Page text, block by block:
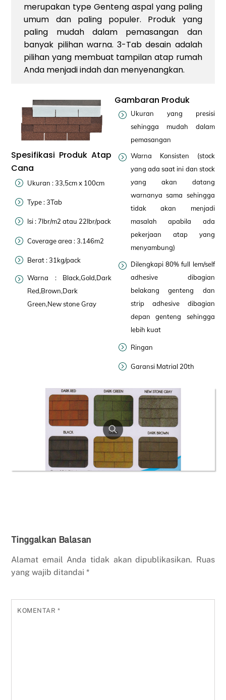
merupakan type Genteng aspal yang paling
umum dan paling populer. Produk yang
paling mudah dalam pemasangan dan
banyak pilihan warna. 3-Tab desain adalah
pilihan yang membuat tampilan atap rumah
Anda menjadi indah dan menyenangkan.
Spesifikasi Produk Atap
Cana
Ukuran : 33,5cm x 100cm
Type : 3Tab
Isi : 7lbr/m2 atau 22lbr/pack
Coverage area : 3.146m2
Berat : 31kg/pack
Warna : Black,Gold,Dark
Red,Brown,Dark
Green,New stone Gray
Gambaran Produk
Ukuran yang presisi
sehingga mudah dalam
pemasangan
Warna Konsisten (stock
yang ada saat ini dan stock
yang akan datang
warnanya sama sehingga
tidak akan menjadi
masalah apabila ada
pekerjaan atap yang
menyambung)
Dilengkapi 80% full lem/self
adhesive dibagian
belakang genteng dan
strip adhesive dibagian
depan genteng sehingga
lebih kuat
Ringan
Garansi Matrial 20th
Tinggalkan Balasan
Alamat email Anda tidak akan dipublikasikan. Ruas
yang wajib ditandai*
KOMENTAR*